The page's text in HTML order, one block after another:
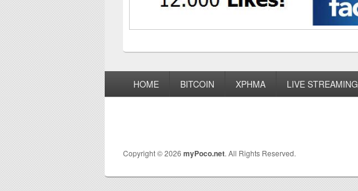
HOME BITCOIN ΧΡΗΜΑ LIVE STREAMING
Copyright © 2026 myPoco.net. All Rights Reserved.